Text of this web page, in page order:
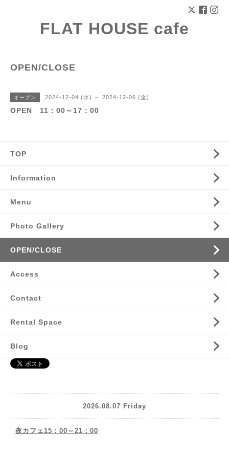
FLAT HOUSE cafe
OPEN/CLOSE
オープン 2024-12-04 (水) ～ 2024-12-06 (金)
OPEN 11：00～17：00
TOP
Information
Menu
Photo Gallery
OPEN/CLOSE
Access
Contact
Rental Space
Blog
2026.08.07 Friday
夜カフェ15：00～21：00